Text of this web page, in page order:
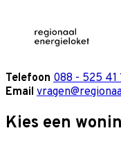
Telefoon 088 - 525 41
Email
Kies een